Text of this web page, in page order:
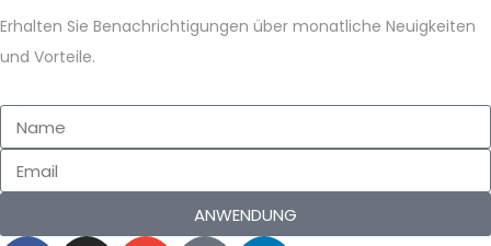
Erhalten Sie Benachrichtigungen über monatliche Neuigkeiten
und Vorteile.
ANWENDUNG